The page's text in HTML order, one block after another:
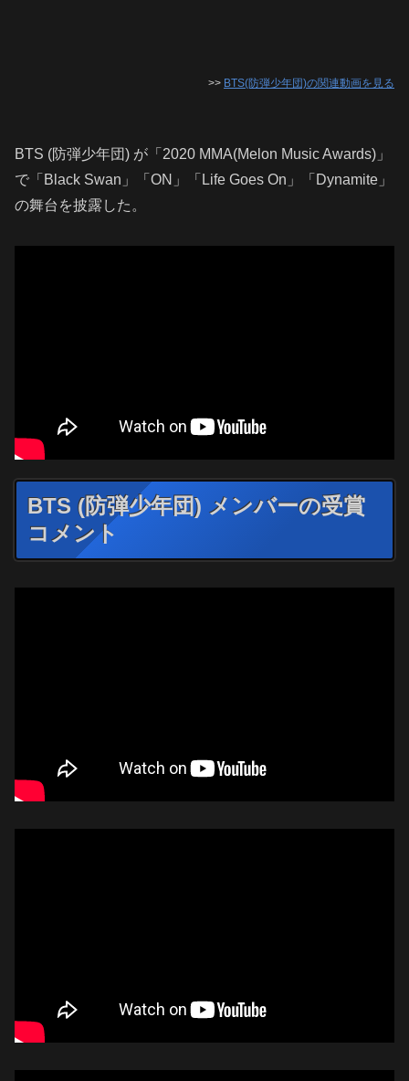
>> BTS(防弾少年団)の関連動画を見る
BTS (防弾少年団) が「2020 MMA(Melon Music Awards)」
で「Black Swan」「ON」「Life Goes On」「Dynamite」
の舞台を披露した。
BTS (防弾少年団) メンバーの受賞
コメント